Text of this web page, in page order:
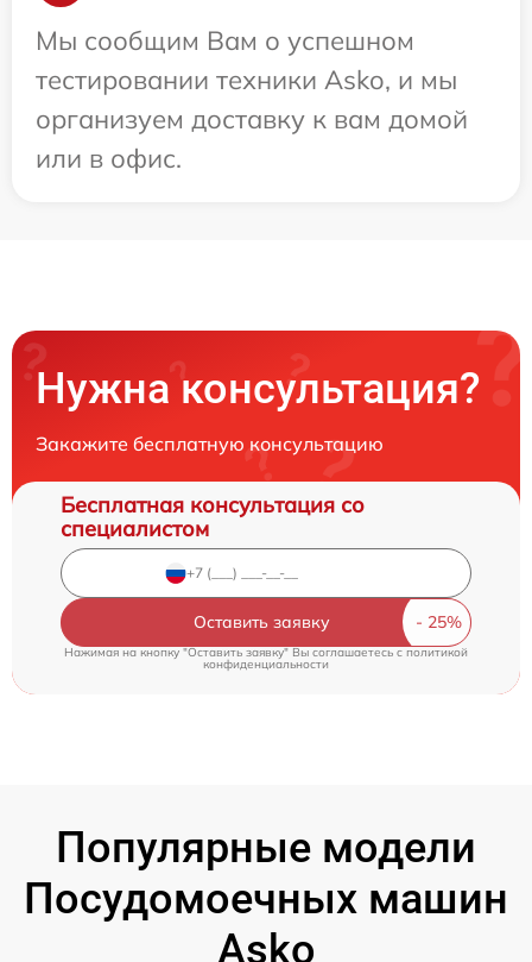
Мы сообщим Вам о успешном
тестировании техники Asko, и мы
организуем доставку к вам домой
или в офис.
Нужна консультация?
Закажите бесплатную консультацию
Бесплатная консультация со
специалистом
Оставить заявку
Нажимая на кнопку "Оставить заявку" Вы соглашаетесь cполитикой
конфиденциальности
Популярные модели
Посудомоечных машин
Asko